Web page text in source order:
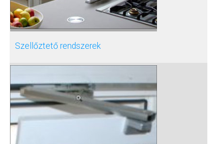
Szellőztető rendszerek